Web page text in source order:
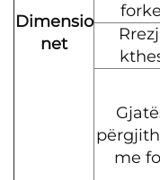
Dimensio
net
me